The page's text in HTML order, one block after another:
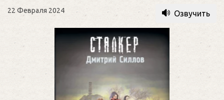
22 Февраля 2024 Озвучить